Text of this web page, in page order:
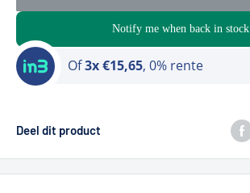
Notify me when back in stock
Of3x €15,65, 0% rente
Deel dit product